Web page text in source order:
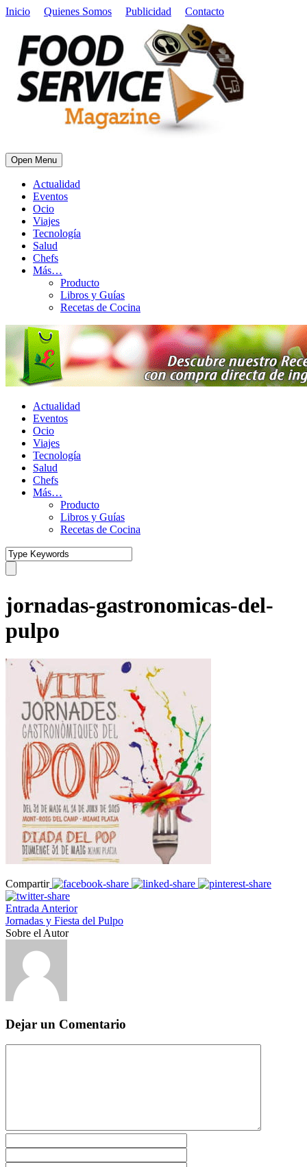
Inicio Quienes Somos Publicidad Contacto
Open Menu
Actualidad
Eventos
Ocio
Viajes
Tecnología
Salud
Chefs
Más…
Producto
Libros y Guías
Recetas de Cocina
Actualidad
Eventos
Ocio
Viajes
Tecnología
Salud
Chefs
Más…
Producto
Libros y Guías
Recetas de Cocina
jornadas-gastronomicas-del-
pulpo
Compartir
Entrada Anterior
Jornadas y Fiesta del Pulpo
Sobre el Autor
Dejar un Comentario